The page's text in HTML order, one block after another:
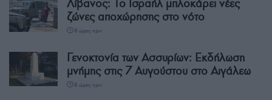
Λίβανος: Το Ισραήλ μπλοκάρει νέες
ζώνες αποχώρησης στο νότο
8 ώρες πριν
Γενοκτονία των Ασσυρίων: Εκδήλωση
μνήμης στις 7 Αυγούστου στο Αιγάλεω
8 ώρες πριν